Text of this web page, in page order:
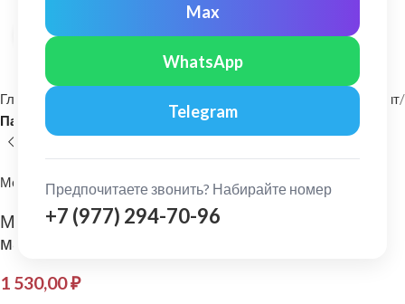
Max
WhatsApp
Telegram
Предпочитаете звонить? Набирайте номер
+7 (977) 294-70-96
Нажмите, чтобы увеличить
Главная
Металлический сайдинг и софит
Панель сайдинга
МеталлПрофиль
МеталлПрофиль: Сайдинг Lбрус Ecosteel
матовый 0,5 мм Сосна
1 530,00₽